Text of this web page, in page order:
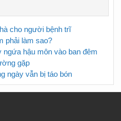
cho người bệnh trĩ
phải làm sao?
ngứa hậu môn vào ban đêm
gặp
ngày vẫn bị táo bón